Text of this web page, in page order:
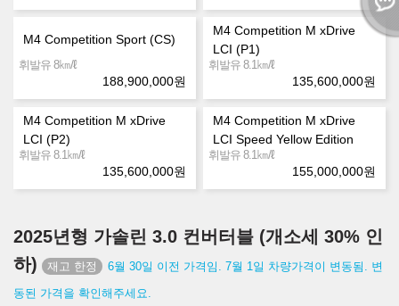
M4 Competition Sport (CS)
휘발유 8㎞/ℓ
188,900,000원
M4 Competition M xDrive
LCI (P1)
휘발유 8.1㎞/ℓ
135,600,000원
M4 Competition M xDrive
LCI (P2)
휘발유 8.1㎞/ℓ
135,600,000원
M4 Competition M xDrive
LCI Speed Yellow Edition
휘발유 8.1㎞/ℓ
155,000,000원
2025년형 가솔린 3.0 컨버터블 (개소세 30% 인
하)
6월 30일 이전 가격임. 7월 1일 차량가격이 변동됨. 변
동된 가격을 확인해주세요.